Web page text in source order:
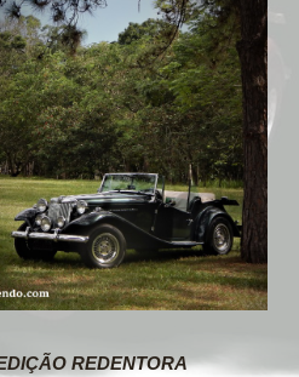
REDENTORA